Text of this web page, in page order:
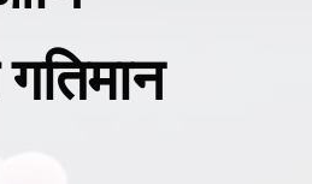
गतिमान